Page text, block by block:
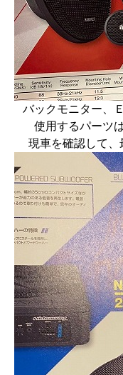
バックモニター、
使用するパーツ
現車を確認して、